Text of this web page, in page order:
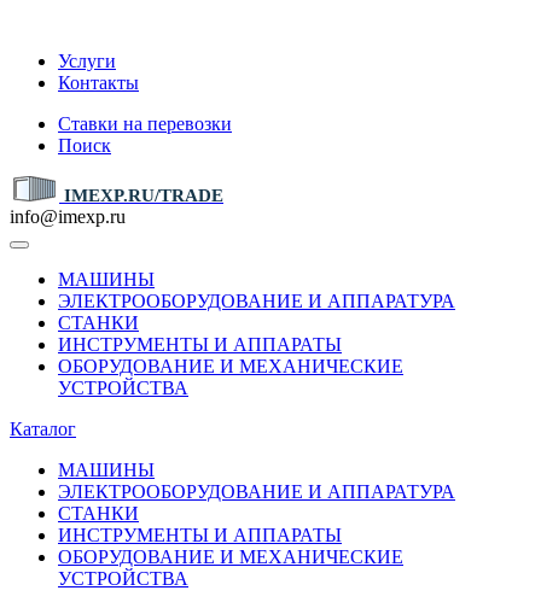
Услуги
Контакты
Ставки на перевозки
Поиск
IMEXP.RU/TRADE
info@imexp.ru
МАШИНЫ
ЭЛЕКТРООБОРУДОВАНИЕ И АППАРАТУРА
СТАНКИ
ИНСТРУМЕНТЫ И АППАРАТЫ
ОБОРУДОВАНИЕ И МЕХАНИЧЕСКИЕ
УСТРОЙСТВА
Каталог
МАШИНЫ
ЭЛЕКТРООБОРУДОВАНИЕ И АППАРАТУРА
СТАНКИ
ИНСТРУМЕНТЫ И АППАРАТЫ
ОБОРУДОВАНИЕ И МЕХАНИЧЕСКИЕ
УСТРОЙСТВА